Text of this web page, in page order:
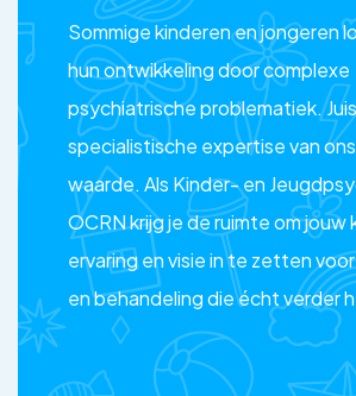
Sommige kinderen en jongeren
hun ontwikkeling door complexe
psychiatrische problematiek.
specialistische expertise van
waarde. Als Kinder- en
OCRN krijg je de ruimte om jouw
ervaring en visie in te zetten
en behandeling die écht verder